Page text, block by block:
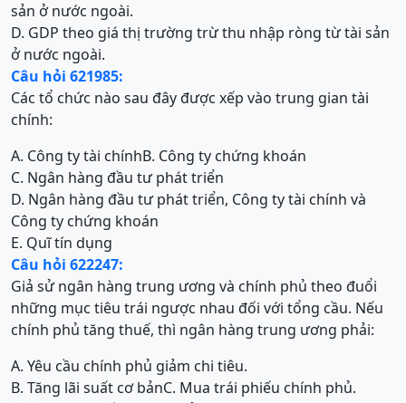
sản ở nước ngoài.
D. GDP theo giá thị trường trừ thu nhập ròng từ tài sản
ở nước ngoài.
Câu hỏi 621985:
Các tổ chức nào sau đây được xếp vào trung gian tài
chính:
A. Công ty tài chínhB. Công ty chứng khoán
C. Ngân hàng đầu tư phát triển
D. Ngân hàng đầu tư phát triển, Công ty tài chính và
Công ty chứng khoán
E. Quĩ tín dụng
Câu hỏi 622247:
Giả sử ngân hàng trung ương và chính phủ theo đuổi
những mục tiêu trái ngược nhau đối với tổng cầu. Nếu
chính phủ tăng thuế, thì ngân hàng trung ương phải:
A. Yêu cầu chính phủ giảm chi tiêu.
B. Tăng lãi suất cơ bảnC. Mua trái phiếu chính phủ.